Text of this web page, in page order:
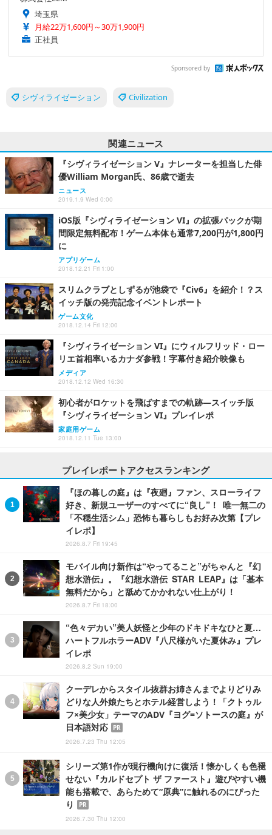
埼玉県
月給22万1,600円～30万1,900円
正社員
Sponsored by
シヴィライゼーション Civilization
関連ニュース
『シヴィライゼーション V』ナレーターを担当した俳
優William Morgan氏、86歳で逝去
ニュース
2019.1.9 Wed 0:00
iOS版『シヴィライゼーション VI』の拡張パックが期
間限定無料配布！ゲーム本体も通常7,200円が1,800円
に
アプリゲーム
2018.12.21 Fri 1:00
スリムクラブとしずるが池袋で『Civ6』を紹介！？ス
イッチ版の発売記念イベントレポート
ゲーム文化
2018.12.14 Fri 12:00
『シヴィライゼーション VI』にウィルフリッド・ロー
リエ首相率いるカナダ参戦！字幕付き紹介映像も
メディア
2018.12.12 Wed 16:30
初心者がロケットを飛ばすまでの軌跡―スイッチ版
『シヴィライゼーション VI』プレイレポ
家庭用ゲーム
2018.12.11 Tue 13:00
プレイレポートアクセスランキング
『ほの暮しの庭』は『夜廻』ファン、スローライフ
好き、新規ユーザーのすべてに“良し”！ 唯一無二の
「不穏生活シム」恐怖も暮らしもお好み次第【プレ
イレポ】
2026.8.7 Fri 19:45
モバイル向け新作は“やってること”がちゃんと『幻
想水滸伝』。『幻想水滸伝 STAR LEAP』は「基本
無料だから」と舐めてかかれない仕上がり！
2026.8.7 Fri 18:00
“色々デカい”美人妖怪と少年のドキドキなひと夏…
ハートフルホラーADV『八尺様がいた夏休み』プレ
イレポ
2026.8.2 Sun 19:00
クーデレからスタイル抜群お姉さんまでよりどりみ
どりな人外娘たちとホテル経営しよう！「クトゥル
フ×美少女」テーマのADV『ヨグ=ソトースの庭』が
日本語対応
PR
2026.7.23 Thu 12:05
シリーズ第1作が現行機向けに復活！懐かしくも色褪
せない『カルドセプト ザ ファースト』遊びやすい機
能も搭載で、あらためて“原典”に触れるのにぴった
り
PR
2026.7.30 Thu 12:00